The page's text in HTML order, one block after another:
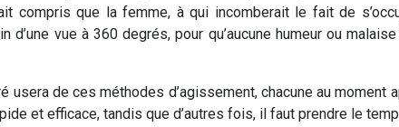
compris que la femme, à qui incomberait le fait de
d’une vue à 360 degrés, pour qu’aucune humeur ou
usera de ces méthodes d’agissement, chacune au moment
et efficace, tandis que d’autres fois, il faut prendre le